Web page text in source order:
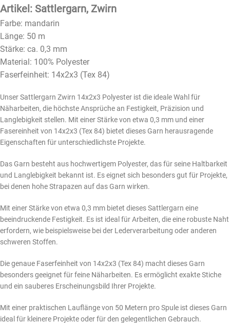
Artikel: Sattlergarn, Zwirn
Farbe: mandarin
Länge: 50 m
Stärke: ca. 0,3 mm
Material: 100% Polyester
Faserfeinheit: 14x2x3 (Tex 84)
Unser Sattlergarn Zwirn 14x2x3 Polyester ist die ideale Wahl für
Näharbeiten, die höchste Ansprüche an Festigkeit, Präzision und
Langlebigkeit stellen. Mit einer Stärke von etwa 0,3 mm und einer
Fasereinheit von 14x2x3 (Tex 84) bietet dieses Garn herausragende
Eigenschaften für unterschiedlichste Projekte.
Das Garn besteht aus hochwertigem Polyester, das für seine Haltbarkeit
und Langlebigkeit bekannt ist. Es eignet sich besonders gut für Projekte,
bei denen hohe Strapazen auf das Garn wirken.
Mit einer Stärke von etwa 0,3 mm bietet dieses Sattlergarn eine
beeindruckende Festigkeit. Es ist ideal für Arbeiten, die eine robuste Naht
erfordern, wie beispielsweise bei der Lederverarbeitung oder anderen
schweren Stoffen.
Die genaue Faserfeinheit von 14x2x3 (Tex 84) macht dieses Garn
besonders geeignet für feine Näharbeiten. Es ermöglicht exakte Stiche
und ein sauberes Erscheinungsbild Ihrer Projekte.
Mit einer praktischen Lauflänge von 50 Metern pro Spule ist dieses Garn
ideal für kleinere Projekte oder für den gelegentlichen Gebrauch.